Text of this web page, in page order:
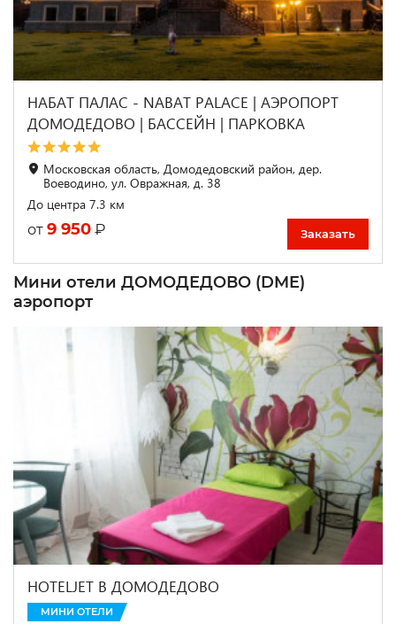
НАБАТ ПАЛАС - NABAT PALACE | АЭРОПОРТ
ДОМОДЕДОВО | БАССЕЙН | ПАРКОВКА
Московская область, Домодедовский район, дер.
Воеводино, ул. Овражная, д. 38
До центра 7.3 км
от 9 950 ₽ Заказать
Мини отели ДОМОДЕДОВО (DME)
аэропорт
HOTELJET В ДОМОДЕДОВО
МИНИ ОТЕЛИ